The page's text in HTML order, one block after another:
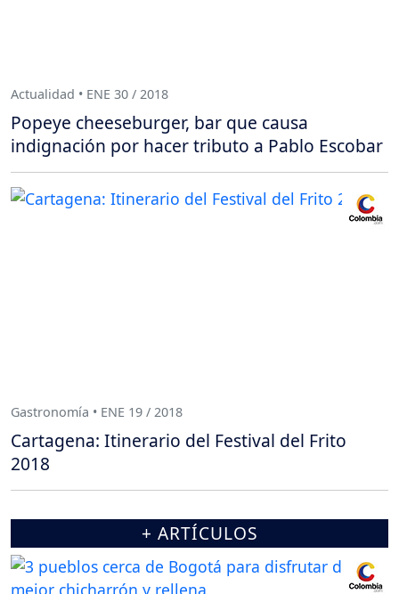
Actualidad • ENE 30 / 2018
Popeye cheeseburger, bar que causa
indignación por hacer tributo a Pablo Escobar
Gastronomía • ENE 19 / 2018
Cartagena: Itinerario del Festival del Frito
2018
+ ARTÍCULOS